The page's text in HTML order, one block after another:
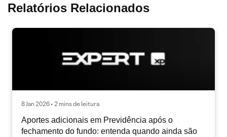
Relatórios Relacionados
8 Jan 2026 • 2 mins de leitura
Aportes adicionais em Previdência após o
fechamento do fundo: entenda quando ainda são